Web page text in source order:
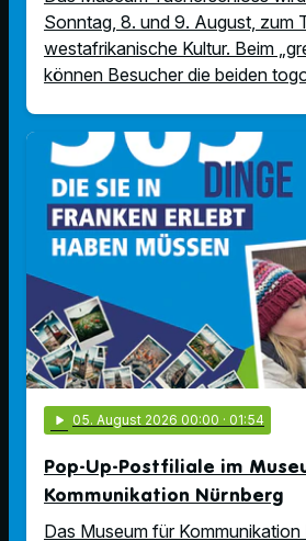
Sonntag, 8. und 9. August, zum
westafrikanische Kultur. Beim
können Besucher die beiden
play_arrow 05. August 2026 00:00 · 01:54
Pop-Up-Postfiliale im
Kommunikation Nürnberg
Das Museum für